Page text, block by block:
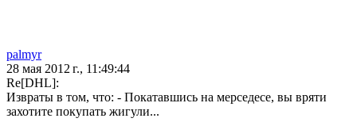
palmyr
28 мая 2012 г., 11:49:44
Re[DHL]:
Извраты в том, что: - Покатавшись на мерседесе, вы вряти
захотите покупать жигули...